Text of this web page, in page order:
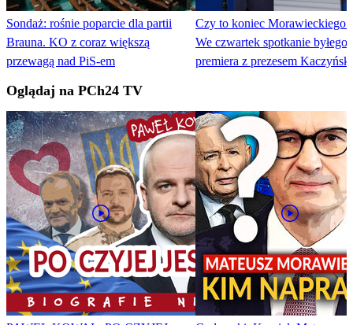
Sondaż: rośnie poparcie dla partii
Brauna. KO z coraz większą
przewagą nad PiS-em
Czy to koniec Morawieckiego
We czwartek spotkanie byłego
premiera z prezesem
Oglądaj na PCh24 TV